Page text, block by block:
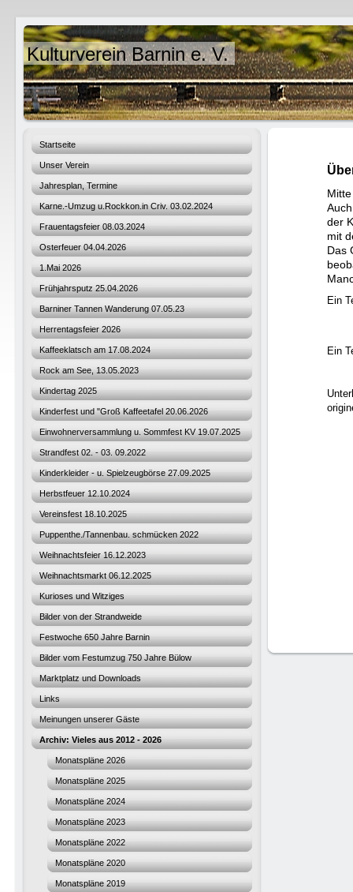
Kulturverein Barnin e. V.
Startseite
Unser Verein
Jahresplan, Termine
Karne.-Umzug u.Rockkon.in Criv. 03.02.2024
Frauentagsfeier 08.03.2024
Osterfeuer 04.04.2026
1.Mai 2026
Frühjahrsputz 25.04.2026
Barniner Tannen Wanderung 07.05.23
Herrentagsfeier 2026
Kaffeeklatsch am 17.08.2024
Rock am See, 13.05.2023
Kindertag 2025
Kinderfest und "Groß Kaffeetafel 20.06.2026
Einwohnerversammlung u. Sommfest KV 19.07.2025
Strandfest 02. - 03. 09.2022
Kinderkleider - u. Spielzeugbörse 27.09.2025
Herbstfeuer 12.10.2024
Vereinsfest 18.10.2025
Puppenthe./Tannenbau. schmücken 2022
Weihnachtsfeier 16.12.2023
Weihnachtsmarkt 06.12.2025
Kurioses und Witziges
Bilder von der Strandweide
Festwoche 650 Jahre Barnin
Bilder vom Festumzug 750 Jahre Bülow
Marktplatz und Downloads
Links
Meinungen unserer Gäste
Archiv: Vieles aus 2012 - 2026
Monatspläne 2026
Monatspläne 2025
Monatspläne 2024
Monatspläne 2023
Monatspläne 2022
Monatspläne 2020
Monatspläne 2019
der
mit
Das
Ein
Ein